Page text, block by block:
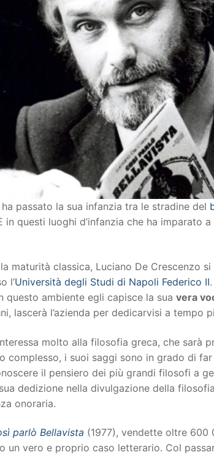
passato la sua infanzia tra le stradine del
in questi luoghi d’infanzia che ha imparato
maturità classica, Luciano De Crescenzo
l’Università degli Studi di Napoli Federico II
questo ambiente egli capisce la sua vera
lascerà l’azienda per dedicarvisi a tempo
molto alla filosofia greca, che sarà
complesso, i suoi saggi sono in grado di far
il pensiero dei più grandi filosofi a
dedizione nella divulgazione della
onoraria.
parlò Bellavista (1977), vendette oltre
un vero e proprio caso letterario. Col